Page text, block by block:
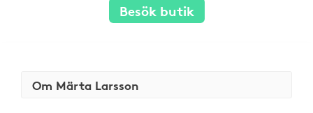
Besök butik
Om Märta Larsson